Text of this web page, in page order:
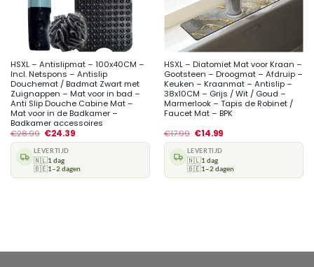
HSXL – Antislipmat – 100x40CM –
Incl. Netspons – Antislip
Douchemat / Badmat Zwart met
Zuignappen – Mat voor in bad –
Anti Slip Douche Cabine Mat –
Mat voor in de Badkamer –
Badkamer accessoires
€28.99 €24.39
LEVERTIJD
🇳🇱1 dag
🇧🇪1–2 dagen
HSXL – Diatomiet Mat voor Kraan –
Gootsteen – Droogmat – Afdruip –
Keuken – Kraanmat – Antislip –
38x10CM – Grijs / Wit / Goud –
Marmerlook – Tapis de Robinet /
Faucet Mat – BPK
€17.99 €14.99
LEVERTIJD
🇳🇱1 dag
🇧🇪1–2 dagen